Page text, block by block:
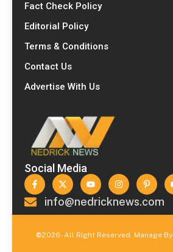
Fact Check Policy
Editorial Policy
Terms & Conditions
Contact Us
Advertise With Us
Social Media
info@nedricknews.com
©2026- All Right Reserved. Manage By